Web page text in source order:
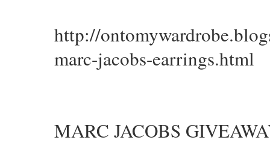
http://
marc-jacobs-earrings.html
MARC JACOBS